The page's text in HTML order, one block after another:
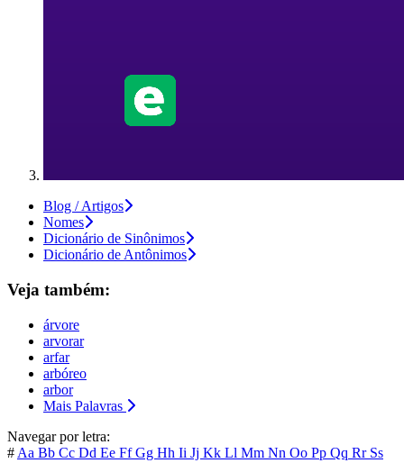
Blog / Artigos
Nomes
Dicionário de Sinônimos
Dicionário de Antônimos
Veja também:
árvore
arvorar
arfar
arbóreo
arbor
Mais Palavras
Navegar por letra:
# Aa Bb Cc Dd Ee FfGg Hh Ii Jj Kk Ll Mm Nn Oo Pp Qq Rr Ss